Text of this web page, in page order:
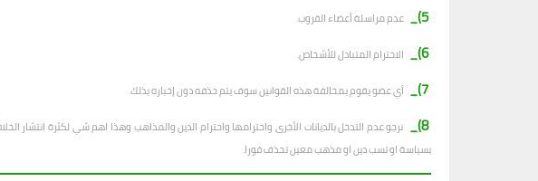
5)_ عدم مراسلة أعضاء القروب.
6)_ الاحترام المتبادل للأشخاص.
7)_ أي عضو يقوم بمخالفة هذه القوانين سوف يتم حذفه دون إخباره بذلك.
8)_
نرجو عدم التدخل بالديانات الأخرى واحترامها واحترام الدين والمذاهب وهذا اهم شي لكثرة
بسياسة او تسب دين او مذهب معين تحذف فورا.